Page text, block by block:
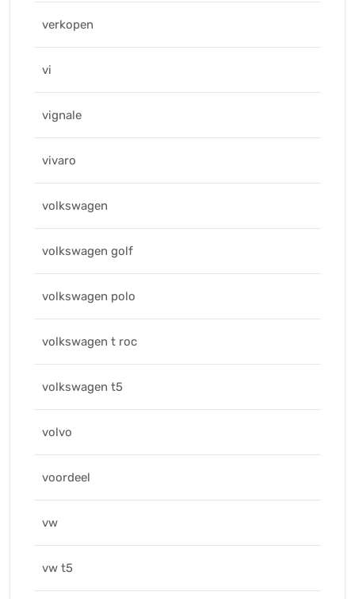
verkopen
vi
vignale
vivaro
volkswagen
volkswagen golf
volkswagen polo
volkswagen t roc
volkswagen t5
volvo
voordeel
vw
vw t5